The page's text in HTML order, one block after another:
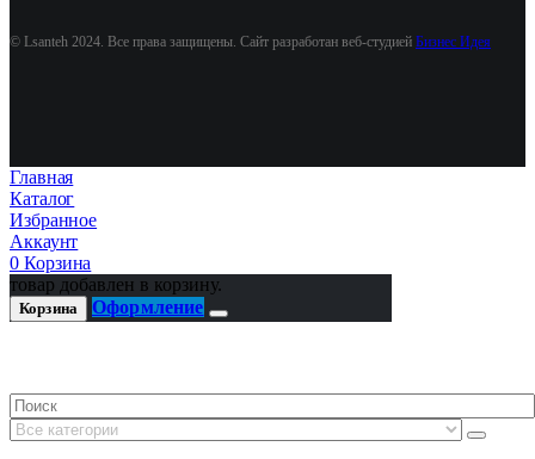
© Lsanteh 2024. Все права защищены. Сайт разработан веб-студией Бизнес Идея
Главная
Каталог
Избранное
Аккаунт
0 Корзина
товар добавлен в корзину.
Корзина Оформление